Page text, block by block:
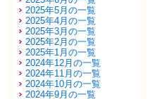
2025年5月の一覧
2025年4月の一覧
2025年3月の一覧
2025年2月の一覧
2025年1月の一覧
2024年12月の一覧
2024年11月の一覧
2024年10月の一覧
2024年9月の一覧